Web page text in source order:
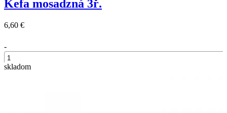
Kefa mosadzná 3ř.
6,60 €
-
+
skladom